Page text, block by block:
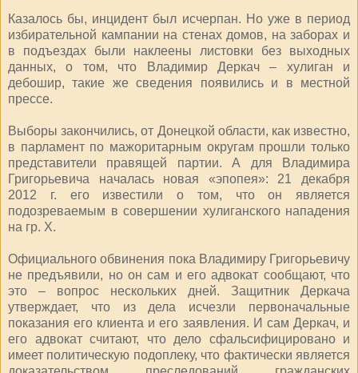
Казалось бы, инцидент был исчерпан. Но уже в период
избирательной кампании на стенах домов, на заборах и
в подъездах были наклеены листовки без выходных
данных, о том, что Владимир Деркач – хулиган и
дебошир, такие же сведения появились и в местной
прессе.
Выборы закончились, от Донецкой области, как известно,
в парламент по мажоритарным округам прошли только
представители правящей партии. А для Владимира
Григорьевича началась новая «эпопея»: 21 декабря
2012 г. его известили о том, что он является
подозреваемым в совершении хулиганского нападения
на гр. Х.
Официального обвинения пока Владимиру Григорьевичу
не предъявили, но он сам и его адвокат сообщают, что
это – вопрос нескольких дней. Защитник Деркача
утверждает, что из дела исчезли первоначальные
показания его клиента и его заявления. И сам Деркач, и
его адвокат считают, что дело сфальсифицировано и
имеет политическую подоплеку, что фактически является